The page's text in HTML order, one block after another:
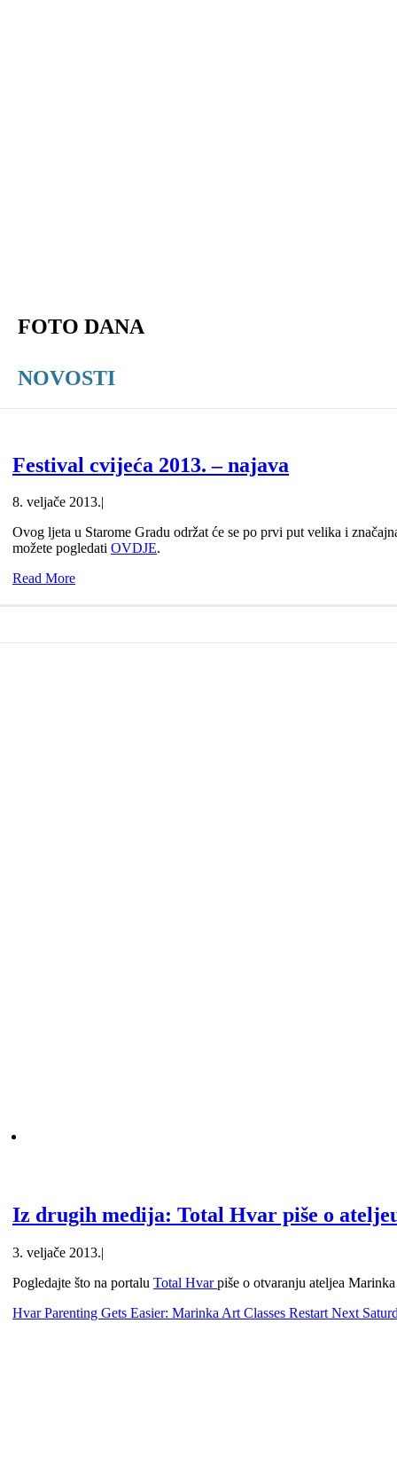
FOTO DANA
NOVOSTI
Festival cvijeća 2013. – najava
8. veljače 2013.|
Ovog ljeta u Starome Gradu održat će se po prvi put velika i
možete pogledati OVDJE.
Read More
Iz drugih medija: Total Hvar piše o
3. veljače 2013.|
Pogledajte što na portalu Total Hvarpiše o otvaranju ateljea
Hvar Parenting Gets Easier: Marinka Art Classes Restart Next